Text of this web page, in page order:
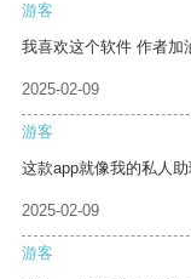
游客
我喜欢这个软件 作者加
2025-02-09
游客
这款app就像我的私人
2025-02-09
游客